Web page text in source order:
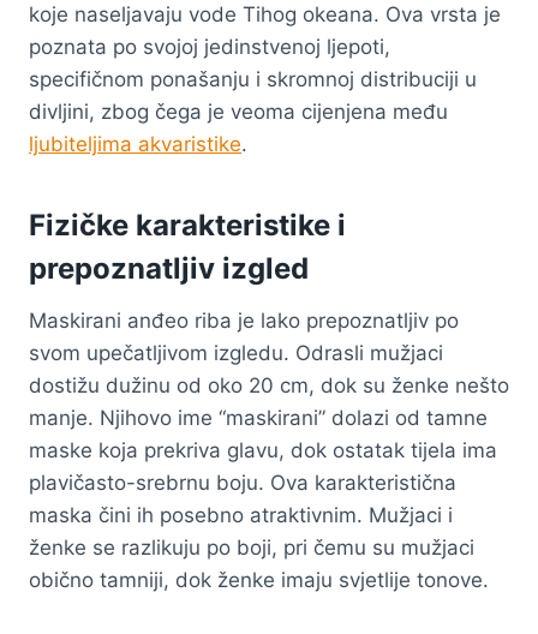
koje naseljavaju vode Tihog okeana. Ova vrsta je
poznata po svojoj jedinstvenoj ljepoti,
specifičnom ponašanju i skromnoj distribuciji u
divljini, zbog čega je veoma cijenjena među
ljubiteljima akvaristike.
Fizičke karakteristike i
prepoznatljiv izgled
Maskirani anđeo riba je lako prepoznatljiv po
svom upečatljivom izgledu. Odrasli mužjaci
dostižu dužinu od oko 20 cm, dok su ženke nešto
manje. Njihovo ime “maskirani” dolazi od tamne
maske koja prekriva glavu, dok ostatak tijela ima
plavičasto-srebrnu boju. Ova karakteristična
maska čini ih posebno atraktivnim. Mužjaci i
ženke se razlikuju po boji, pri čemu su mužjaci
obično tamniji, dok ženke imaju svjetlije tonove.